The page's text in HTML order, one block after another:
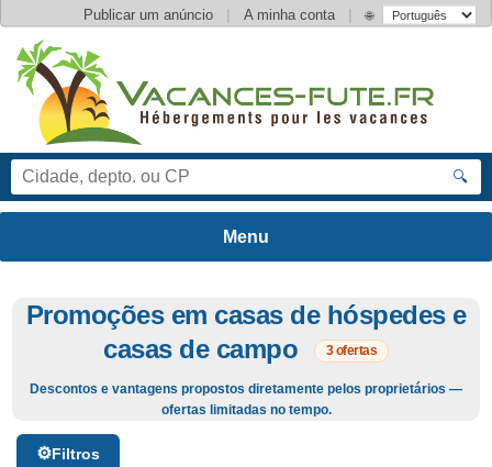
Publicar um anúncio | A minha conta | 🌐
🔍
Promoções em casas de hóspedes e
casas de campo
3 ofertas
Descontos e vantagens propostos diretamente pelos proprietários —
ofertas limitadas no tempo.
Filtros